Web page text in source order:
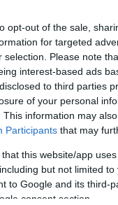
opt-out of the sale,
for targeted
selection. Please note
interest-based ads
to third parties
of your personal
This information may
Participants that may
that this website/app
but not limited
to Google and its third-
consent section.
trackback
api/trackback/
Kommentek:
felhasználói
nem vállal, azokat nem
feltételekben és az